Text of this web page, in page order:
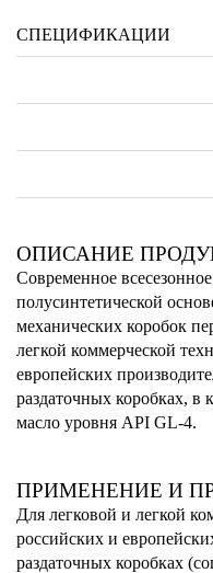
СПЕЦИФИКАЦИИ
ОПИСАНИЕ
Современное
полусинтетической
механических коробок
легкой коммерческой
европейских
раздаточных коробках, в
масло уровня API GL-4.
ПРИМЕНЕНИЕ И
Для легковой и легкой
российских и
раздаточных коробках